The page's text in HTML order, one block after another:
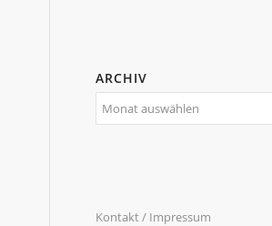
ARCHIV
Kontakt / Impressum